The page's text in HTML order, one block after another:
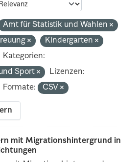
Amt für Statistik und Wahlen
Kindergarten
Kategorien:
Sport
Lizenzen:
Formate: CSV
mit Migrationshintergrund in